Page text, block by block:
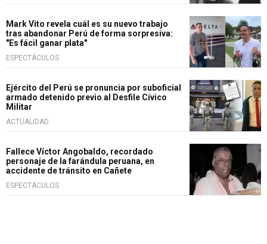
Mark Vito revela cuál es su nuevo trabajo
tras abandonar Perú de forma sorpresiva:
"Es fácil ganar plata"
ESPECTÁCULOS
Ejército del Perú se pronuncia por suboficial
armado detenido previo al Desfile Cívico
Militar
ACTUALIDAD
Fallece Víctor Angobaldo, recordado
personaje de la farándula peruana, en
accidente de tránsito en Cañete
ESPECTÁCULOS